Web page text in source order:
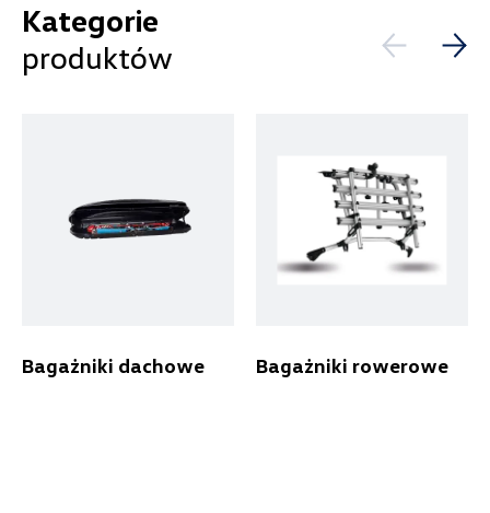
Kategorie
produktów
Bagażniki dachowe Bagażniki rowerowe
czesci@vwautocentrum.com.pl
ul. Szaflarska 170, Nowy Targ